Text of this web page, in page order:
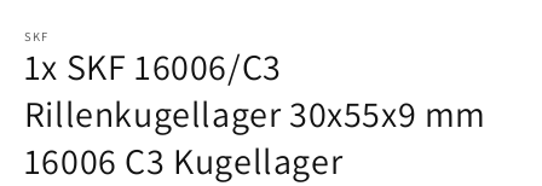
SKF
1x SKF 16006/C3
Rillenkugellager 30x55x9 mm
16006 C3 Kugellager